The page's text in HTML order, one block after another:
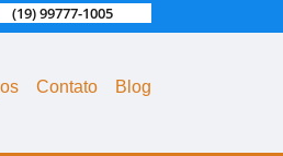
(19) 99777-1005
Contato Blog